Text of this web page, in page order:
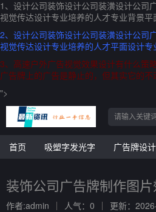
1、设计公司装饰设计公司装潢设计公司
视觉传达设计专业培养的人才专业背景平
2、设计公司装饰设计公司装潢设计公司
视觉传达设计专业培养的人才平面设计专
3、高速户外广告视觉效果设计有什么策
广告牌上的广告是静止的，但其实它的不
">
首页 吸塑字发光字 广告牌设
装饰公司广告牌制作图
作者:admin 人气：0
更新：